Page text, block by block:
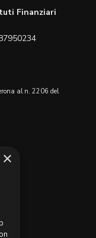
Finanziari
al n. 2206 del
×